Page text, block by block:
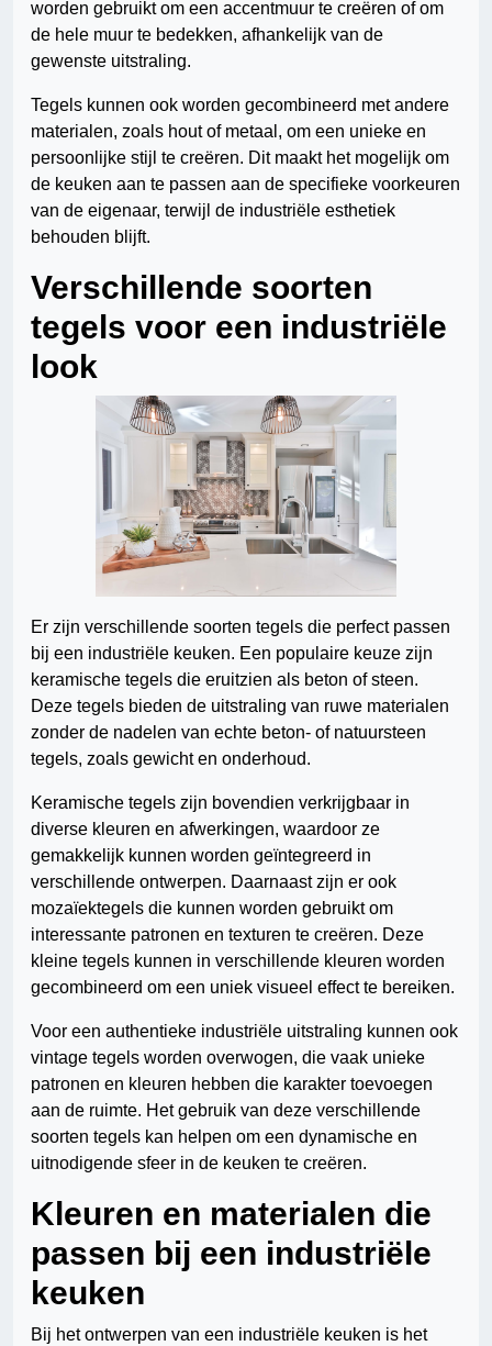
worden gebruikt om een accentmuur te creëren of om
de hele muur te bedekken, afhankelijk van de
gewenste uitstraling.
Tegels kunnen ook worden gecombineerd met andere
materialen, zoals hout of metaal, om een unieke en
persoonlijke stijl te creëren. Dit maakt het mogelijk om
de keuken aan te passen aan de specifieke voorkeuren
van de eigenaar, terwijl de industriële esthetiek
behouden blijft.
Verschillende soorten
tegels voor een industriële
look
Er zijn verschillende soorten tegels die perfect passen
bij een industriële keuken. Een populaire keuze zijn
keramische tegels die eruitzien als beton of steen.
Deze tegels bieden de uitstraling van ruwe materialen
zonder de nadelen van echte beton- of natuursteen
tegels, zoals gewicht en onderhoud.
Keramische tegels zijn bovendien verkrijgbaar in
diverse kleuren en afwerkingen, waardoor ze
gemakkelijk kunnen worden geïntegreerd in
verschillende ontwerpen. Daarnaast zijn er ook
mozaïektegels die kunnen worden gebruikt om
interessante patronen en texturen te creëren. Deze
kleine tegels kunnen in verschillende kleuren worden
gecombineerd om een uniek visueel effect te bereiken.
Voor een authentieke industriële uitstraling kunnen ook
vintage tegels worden overwogen, die vaak unieke
patronen en kleuren hebben die karakter toevoegen
aan de ruimte. Het gebruik van deze verschillende
soorten tegels kan helpen om een dynamische en
uitnodigende sfeer in de keuken te creëren.
Kleuren en materialen die
passen bij een industriële
keuken
Bij het ontwerpen van een industriële keuken is het